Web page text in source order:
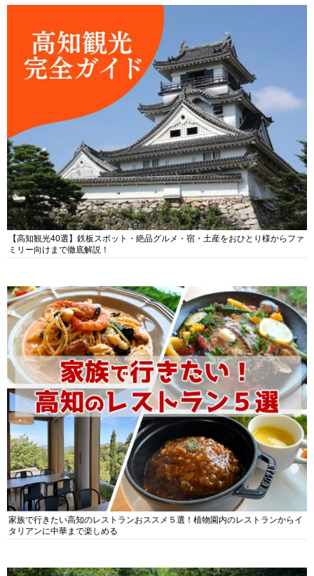
【高知観光40選】鉄板スポット・絶品グルメ・宿・土産をおひとり様からファ
ミリー向けまで徹底解説！
家族で行きたい高知のレストランおススメ５選！植物園内のレストランからイ
タリアンに中華まで楽しめる